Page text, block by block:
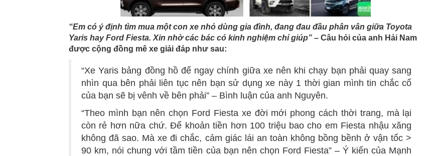
“Em có ý định tìm mua một con xe nhỏ dùng gia đình, đang đau đầu phân vân giữa Toyota
Yaris hay Ford Fiesta. Xin nhờ các bác có kinh nghiệm chỉ giúp” – Câu hỏi của anh Hải Nam
được cộng đồng mê xe giải đáp như sau:
“Xe Yaris bảng đồng hồ để ngay chính giữa xe nên khi chạy bạn phải quay sang
nhìn qua bên phải liên tục nên bạn sử dụng xe này 1 thời gian mình tin chắc cổ
của bạn sẽ bị vênh về bên phải” – Bình luận của anh Nguyên.
“Theo mình bạn nên chọn Ford Fiesta xe đời mới phong cách thời trang, mà lại
còn rẻ hơn nữa chứ. Để khoản tiền hơn 100 triệu bao cho em Fiesta nhậu xăng
không đã sao. Mà xe đi chắc, cảm giác lái an toàn không bồng bềnh ở vận tốc >
90 km, nói chung với tầm tiền của bạn nên chọn Ford Fiesta” – Ý kiến của Mạnh